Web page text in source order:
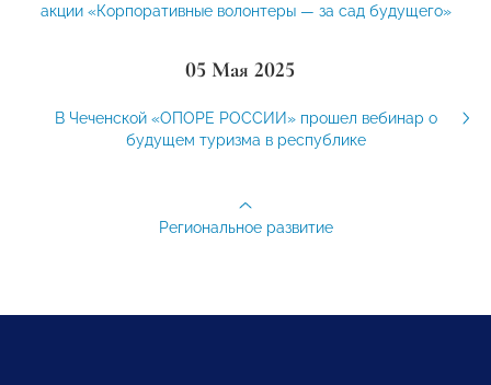
акции «Корпоративные волонтеры — за сад будущего»
05 Мая 2025
В Чеченской «ОПОРЕ РОССИИ» прошел вебинар о
будущем туризма в республике
Региональное развитие